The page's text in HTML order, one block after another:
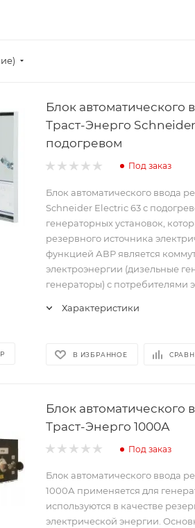
Блок автоматического
Траст-Энерго
подогревом
Под заказ
Блок автоматического ввода
Schneider Electric 63 с
генераторных установок,
резервного источника
функцией АВР является
электроэнергии (дизельные
генераторы) с потребителями
Характеристики
В ИЗБРАННОЕ
Блок автоматического
Траст-Энерго 1000А
Под заказ
Блок автоматического ввода
1000А применяется для
используются в качестве
электрической энергии.